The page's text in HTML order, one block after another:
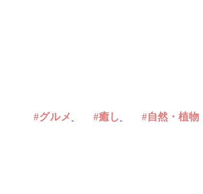
#グルメ #癒し #自然・植物